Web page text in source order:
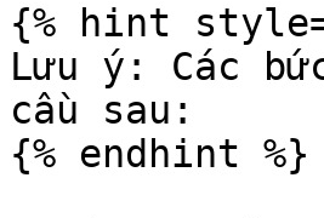
{% hint
Lưu ý: Các
cầu sau:
{% endhint %}